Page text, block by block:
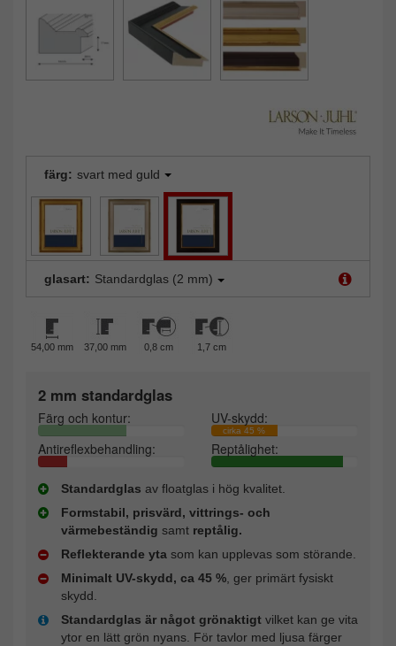
färg: svart med guld
glasart: Standardglas (2 mm)
54,00 mm 37,00 mm 0,8 cm 1,7 cm
2 mm standardglas
Färg och kontur: UV-skydd:
cirka 45 %
Antireflexbehandling: Reptålighet:
Standardglas av floatglas i hög kvalitet.
Formstabil, prisvärd, vittrings- och
värmebeständig samt reptålig.
Reflekterande yta som kan upplevas som störande.
Minimalt UV-skydd, ca 45 %, ger primärt fysiskt
skydd.
Standardglas är något grönaktigt vilket kan ge vita
ytor en lätt grön nyans. För tavlor med ljusa färger